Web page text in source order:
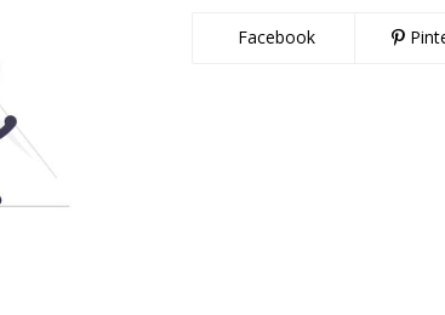
Facebook